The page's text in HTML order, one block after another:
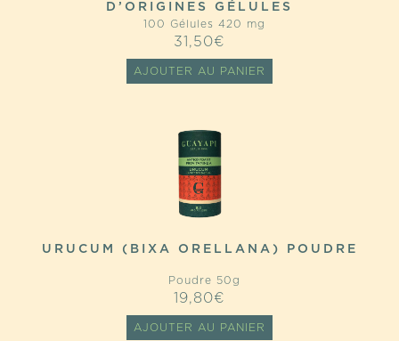
D’ORIGINES GÉLULES
100 Gélules 420 mg
31,50€
AJOUTER AU PANIER
URUCUM (BIXA ORELLANA) POUDRE
Poudre 50g
19,80€
AJOUTER AU PANIER